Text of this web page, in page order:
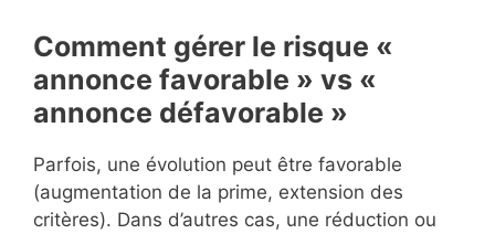
Comment gérer le risque «
annonce favorable » vs «
annonce défavorable »
Parfois, une évolution peut être favorable
(augmentation de la prime, extension des
critères). Dans d’autres cas, une réduction ou